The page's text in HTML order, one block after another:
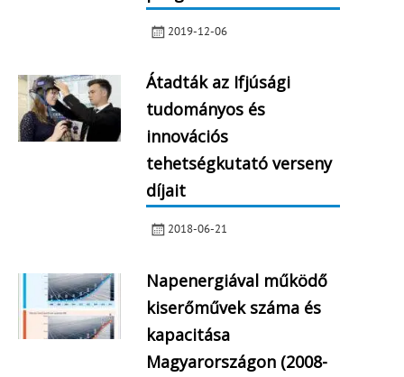
2019-12-06
Átadták az Ifjúsági
tudományos és
innovációs
tehetségkutató verseny
díjait
2018-06-21
Napenergiával működő
kiserőművek száma és
kapacitása
Magyarországon (2008-